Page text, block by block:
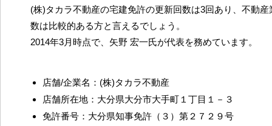
(株)タカラ不動産の宅建免許の更新回数は3回あり、不動
数は比較的ある方と言えるでしょう。
2014年3月時点で、矢野 宏一氏が代表を務めています。
店舗/企業名：(株)タカラ不動産
店舗所在地：大分県大分市大手町１丁目１－３
免許番号：大分県知事免許（３）第２７２９号